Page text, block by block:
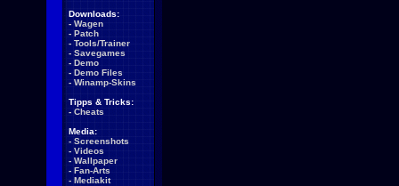
Downloads:
- Wagen
- Patch
- Tools/Trainer
- Savegames
- Demo
- Demo Files
- Winamp-Skins
Tipps & Tricks:
- Cheats
Media:
- Screenshots
- Videos
- Wallpaper
- Fan-Arts
- Mediakit